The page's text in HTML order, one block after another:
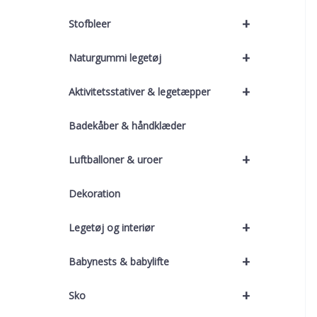
+
Stofbleer
+
Naturgummi legetøj
+
Aktivitetsstativer & legetæpper
Badekåber & håndklæder
+
Luftballoner & uroer
Dekoration
+
Legetøj og interiør
+
Babynests & babylifte
+
Sko